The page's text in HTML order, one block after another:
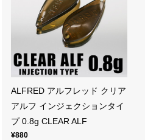
ALFRED アルフレッド クリア
アルフ インジェクションタイ
プ 0.8g CLEAR ALF
¥880